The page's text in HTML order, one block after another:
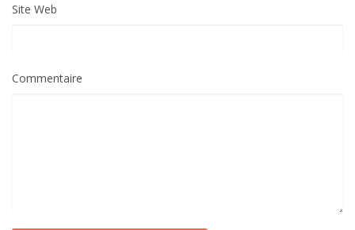
Site Web
Commentaire